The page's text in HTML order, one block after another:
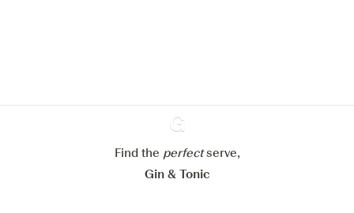
Ginventory
Find the perfectserve,
Gin & Tonic
Mijn cookie-instellingen aanpassen
Alles weigeren Alles aanvaarden